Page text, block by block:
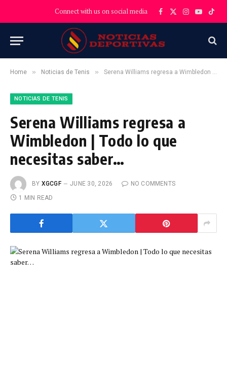
Connect with us on social media Facebook
X
Instagram
YouTube
Home » Noticias de Tenis » Serena Williams regresa a Wimbledon | Todo lo que necesitas saber…
NOTICIAS DE TENIS
Serena Williams regresa a
Wimbledon | Todo lo que
necesitas saber…
BY XGCGF JUNE 30, 2026
NO COMMENTS
1 MIN READ